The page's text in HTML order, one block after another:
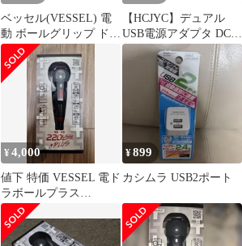
ベッセル(VESSEL) 電
動 ボールグリップ ドラ
イバー プラス 3段階切
替モード ビット1本付
電ドラボールプラス
220USB-P1 0
【HCJYC】デュアル
USB電源アダプタ DCカ
プラ AC-PW20
¥4,000
値下 特価 VESSEL 電ド
ラボールプラス
220USB-P1 電動ドライ
バー
¥899
カシムラ USB2ポート